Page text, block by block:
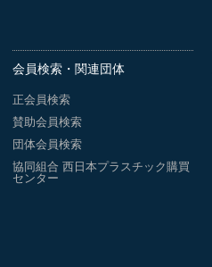
会員検索・関連団体
正会員検索
賛助会員検索
団体会員検索
協同組合 西日本プラスチック購買
センター